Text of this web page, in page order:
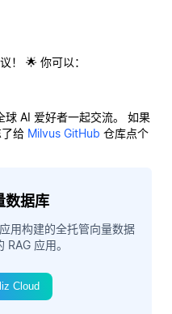
！ 🌟 你可以：
球 AI 爱好者一起交流。 如果
给 Milvus GitHub 仓库点个
数据库
用构建的全托管向量数据
应用。
Cloud